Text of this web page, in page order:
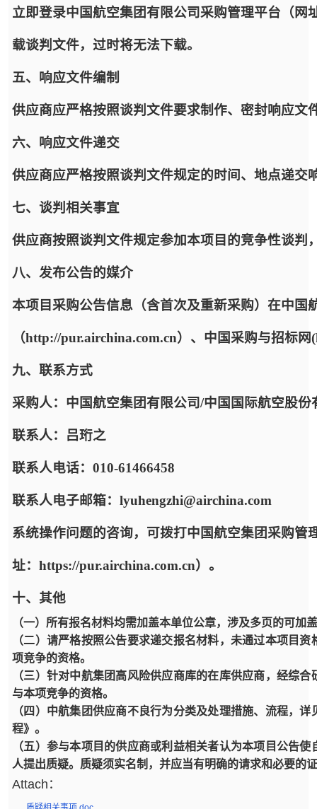
立即登录中国航空集团有限公司采购管理平台（
载谈判文件，过时将无法下载。
五、响应文件编制
供应商应严格按照谈判文件要求制作、密封响应文
六、响应文件递交
供应商应严格按照谈判文件规定的时间、地点递交
七、谈判相关事宜
供应商按照谈判文件规定参加本项目的竞争性谈判
八、发布公告的媒介
本项目采购公告信息（含首次及重新采购）在中国
（http://pur.airchina.com.cn）、中国采购与招标
九、联系方式
采购人：中国航空集团有限公司/中国国际航空股份
联系人：吕珩之
联系人电话：010-61466458
联系人电子邮箱：lyuhengzhi@airchina.com
系统操作问题的咨询，可拨打中国航空集团采购
址：https://pur.airchina.com.cn）。
十、其他
（一）所有报名材料均需加盖本单位公章，涉及多页的可加
（二）请严格按照公告要求递交报名材料，未通过本项目
项竞争的资格。
（三）针对中航集团高风险供应商库的在库供应商，经综
与本项竞争的资格。
（四）中航集团供应商不良行为分类及处理措施、流程，
程》。
（五）参与本项目的供应商或利益相关者认为本项目公告
人提出质疑。质疑须实名制，并应当有明确的请求和必要的
Attach：